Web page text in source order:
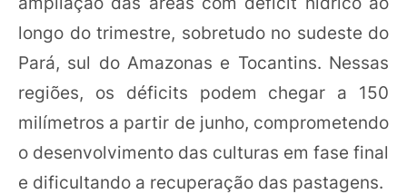
longo do trimestre, sobretudo no sudeste do
Pará, sul do Amazonas e Tocantins. Nessas
regiões, os déficits podem chegar a 150
milímetros a partir de junho, comprometendo
o desenvolvimento das culturas em fase final
e dificultando a recuperação das pastagens.